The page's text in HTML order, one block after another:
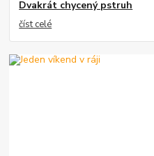
Dvakrát chycený pstruh
číst celé